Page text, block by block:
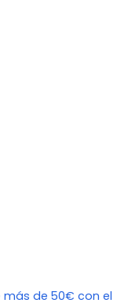
más de 50€ con el